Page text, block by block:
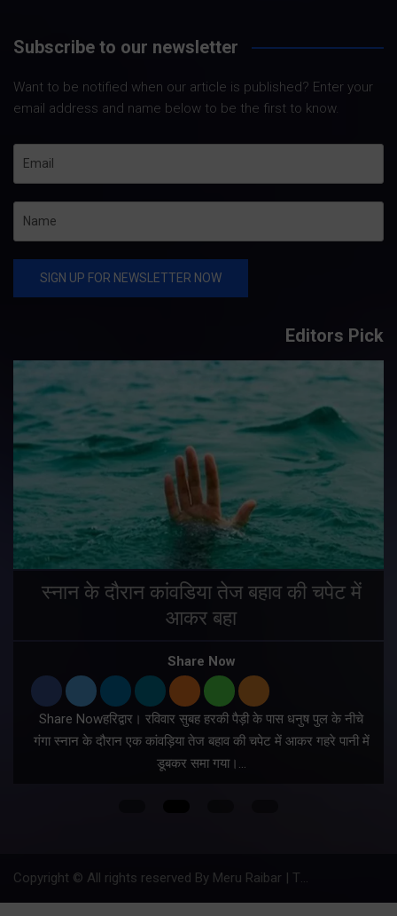
Subscribe to our newsletter
Want to be notified when our article is published? Enter your
email address and name below to be the first to know.
Editors Pick
स्नान के दौरान कांवडिया तेज बहाव की चपेट में
आकर बहा
Share Now
Share Nowहरिद्वार। रविवार सुबह हरकी पैड़ी के पास धनुष पुल के नीचे
गंगा स्नान के दौरान एक कांवड़िया तेज बहाव की चपेट में आकर गहरे पानी में
डूबकर समा गया।…
Copyright © All rights reserved By Meru Raibar | Theme by